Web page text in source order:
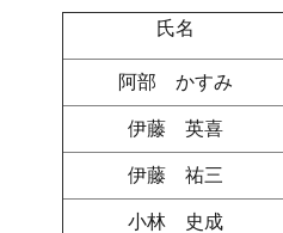
氏名
阿部 かすみ
伊藤 英喜
伊藤 祐三
小林 史成